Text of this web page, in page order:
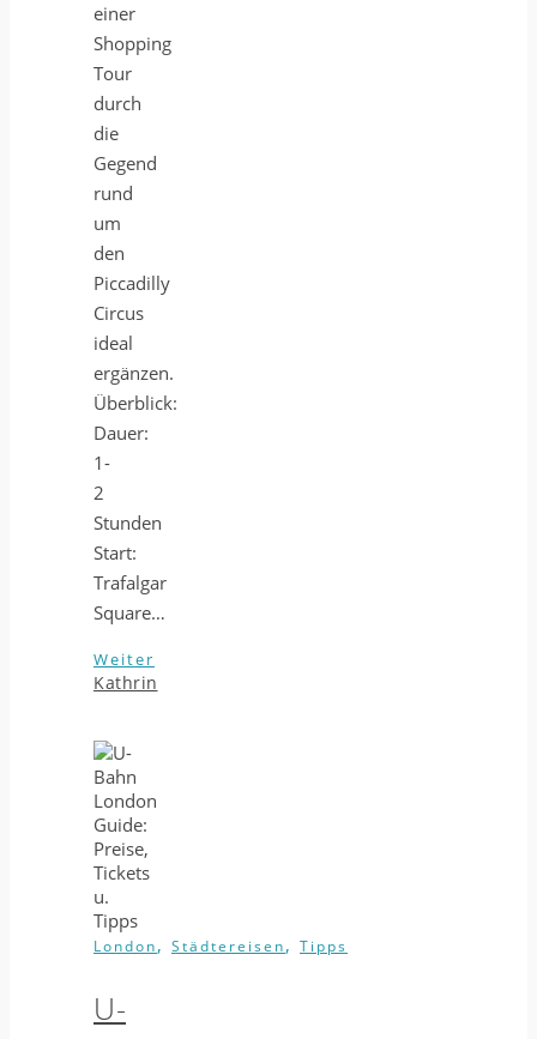
einer
Shopping
Tour
durch
die
Gegend
rund
um
den
Piccadilly
Circus
ideal
ergänzen.
Überblick:
Dauer:
1-
2
Stunden
Start:
Trafalgar
Square…
Weiter
Kathrin
London, Städtereisen, Tipps
U-